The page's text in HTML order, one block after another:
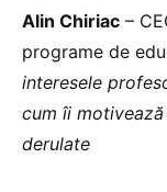
Alin Chiriac –
programe de
interesele
cum îi
derulate